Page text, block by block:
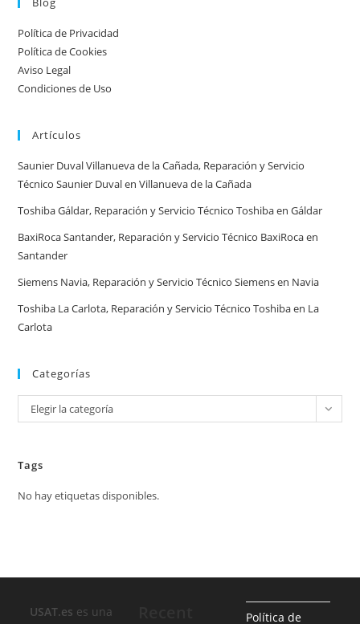
ciudad:
disponibilidad
y
en
Política de Privacidad
Política de Cookies
Aviso Legal
Condiciones de Uso
Artículos
Saunier Duval Villanueva de la Cañada, Reparación y Servicio
Técnico Saunier Duval en Villanueva de la Cañada
Toshiba Gáldar, Reparación y Servicio Técnico Toshiba en Gáldar
BaxiRoca Santander, Reparación y Servicio Técnico BaxiRoca en
Santander
Siemens Navia, Reparación y Servicio Técnico Siemens en Navia
Toshiba La Carlota, Reparación y Servicio Técnico Toshiba en La
Carlota
Categorías
Categorías
Elegir la categoría
Tags
No hay etiquetas disponibles.
USAT.es es una
Política de